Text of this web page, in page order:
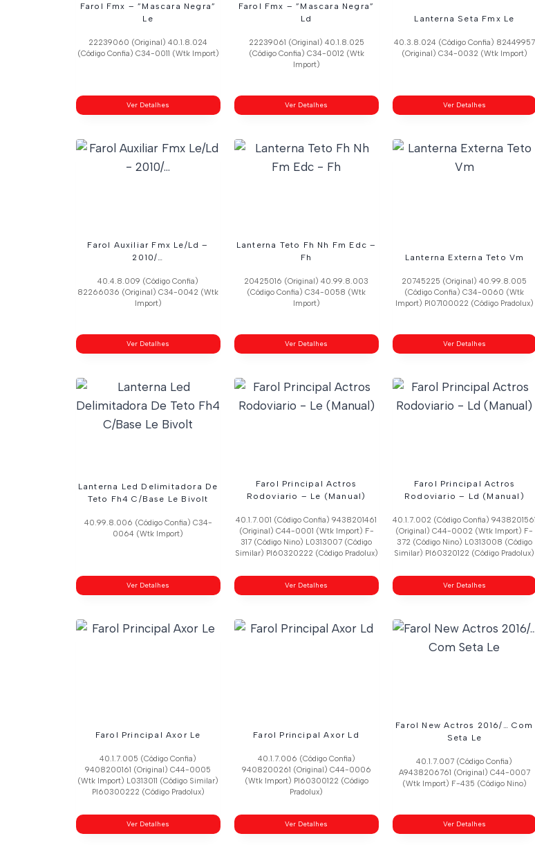
Farol Fmx – ”Mascara Negra”
Le
22239060 (Original) 40.1.8.024
(Código Confia) C34-0011 (Wtk Import)
Ver Detalhes
Farol Fmx – ”Mascara Negra”
Ld
22239061 (Original) 40.1.8.025
(Código Confia) C34-0012 (Wtk
Import)
Ver Detalhes
Lanterna Seta Fmx Le
40.3.8.024 (Código Confia) 82449957
(Original) C34-0032 (Wtk Import)
Ver Detalhes
Farol Auxiliar Fmx Le/Ld –
2010/…
40.4.8.009 (Código Confia)
82266036 (Original) C34-0042 (Wtk
Import)
Ver Detalhes
Lanterna Teto Fh Nh Fm Edc –
Fh
20425016 (Original) 40.99.8.003
(Código Confia) C34-0058 (Wtk
Import)
Ver Detalhes
Lanterna Externa Teto Vm
20745225 (Original) 40.99.8.005
(Código Confia) C34-0060 (Wtk
Import) Pl07100022 (Código Pradolux)
Ver Detalhes
Lanterna Led Delimitadora De
Teto Fh4 C/Base Le Bivolt
40.99.8.006 (Código Confia) C34-
0064 (Wtk Import)
Ver Detalhes
Farol Principal Actros
Rodoviario – Le (Manual)
40.1.7.001 (Código Confia) 9438201461
(Original) C44-0001 (Wtk Import) F-
317 (Código Nino) L0313007 (Código
Similar) Pl60320222 (Código Pradolux)
Ver Detalhes
Farol Principal Actros
Rodoviario – Ld (Manual)
40.1.7.002 (Código Confia) 9438201561
(Original) C44-0002 (Wtk Import) F-
372 (Código Nino) L0313008 (Código
Similar) Pl60320122 (Código Pradolux)
Ver Detalhes
Farol Principal Axor Le
40.1.7.005 (Código Confia)
9408200161 (Original) C44-0005
(Wtk Import) L0313011 (Código Similar)
Pl60300222 (Código Pradolux)
Ver Detalhes
Farol Principal Axor Ld
40.1.7.006 (Código Confia)
9408200261 (Original) C44-0006
(Wtk Import) Pl60300122 (Código
Pradolux)
Ver Detalhes
Farol New Actros 2016/… Com
Seta Le
40.1.7.007 (Código Confia)
A9438206761 (Original) C44-0007
(Wtk Import) F-435 (Código Nino)
Ver Detalhes